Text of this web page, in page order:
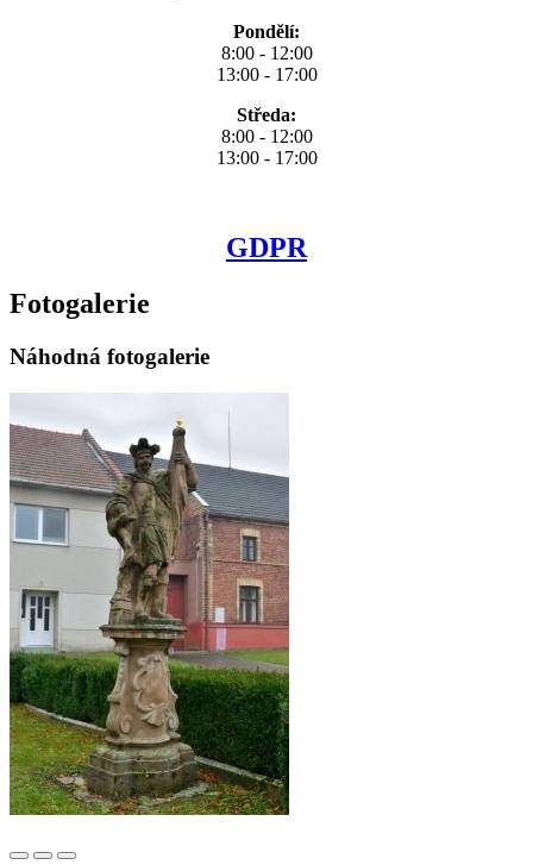
Pondělí:
8:00 - 12:00
13:00 - 17:00
Středa:
8:00 - 12:00
13:00 - 17:00
GDPR
Fotogalerie
Náhodná fotogalerie